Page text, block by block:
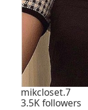
mikcloset.7
3.5K followers